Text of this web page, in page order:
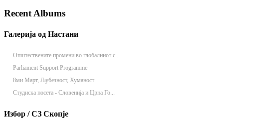
Recent Albums
Галерија од Настани
Општествените промени во глобалниот с...
Parliament Support Programme
8ми Март, Љубезност, Хуманост
Студиска посета - Словенија и Црна Го...
Избор / СЗ Скопје